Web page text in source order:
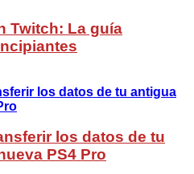
Twitch: La guía
los datos de tu
PS4 Pro